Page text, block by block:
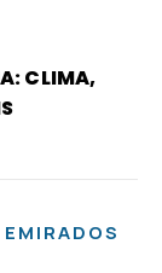
CLIMA,
EMIRADOS